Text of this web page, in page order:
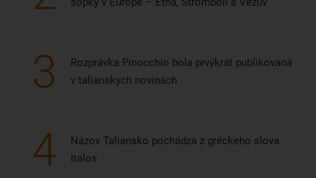
3
Rozprávka Pinocchio bola prvýkrát publikovaná
v talianskych novinách
4
Názov Taliansko pochádza z gréckeho slova
Italos